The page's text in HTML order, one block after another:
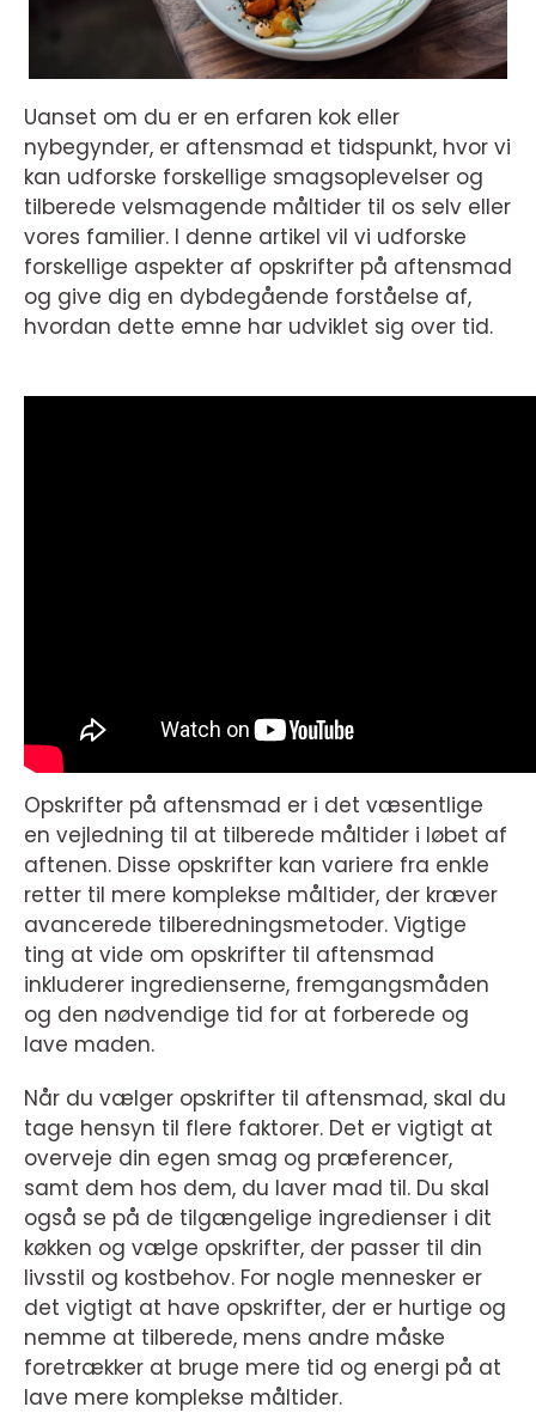
Uanset om du er en erfaren kok eller
nybegynder, er aftensmad et tidspunkt, hvor vi
kan udforske forskellige smagsoplevelser og
tilberede velsmagende måltider til os selv eller
vores familier. I denne artikel vil vi udforske
forskellige aspekter af opskrifter på aftensmad
og give dig en dybdegående forståelse af,
hvordan dette emne har udviklet sig over tid.
Opskrifter på aftensmad er i det væsentlige
en vejledning til at tilberede måltider i løbet af
aftenen. Disse opskrifter kan variere fra enkle
retter til mere komplekse måltider, der kræver
avancerede tilberedningsmetoder. Vigtige
ting at vide om opskrifter til aftensmad
inkluderer ingredienserne, fremgangsmåden
og den nødvendige tid for at forberede og
lave maden.
Når du vælger opskrifter til aftensmad, skal du
tage hensyn til flere faktorer. Det er vigtigt at
overveje din egen smag og præferencer,
samt dem hos dem, du laver mad til. Du skal
også se på de tilgængelige ingredienser i dit
køkken og vælge opskrifter, der passer til din
livsstil og kostbehov. For nogle mennesker er
det vigtigt at have opskrifter, der er hurtige og
nemme at tilberede, mens andre måske
foretrækker at bruge mere tid og energi på at
lave mere komplekse måltider.